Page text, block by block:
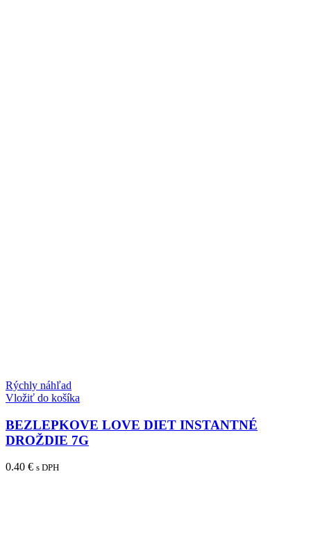
Rýchly náhľad
Vložiť do košíka
BEZLEPKOVE LOVE DIET INSTANTNÉ
DROŽDIE 7G
0.40 € s DPH